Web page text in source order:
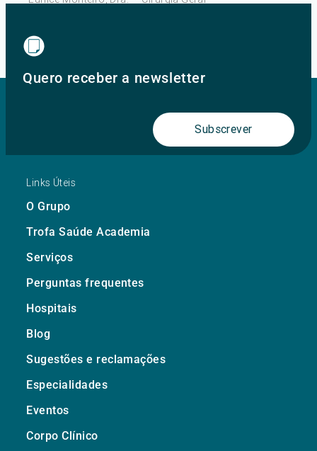
Quero receber a newsletter
Subscrever
Links Úteis
O Grupo
Trofa Saúde Academia
Serviços
Perguntas frequentes
Hospitais
Blog
Sugestões e reclamações
Especialidades
Eventos
Corpo Clínico